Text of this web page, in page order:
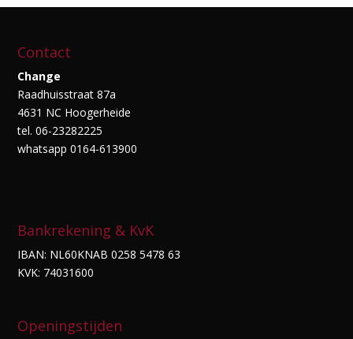
Contact
Change
Raadhuisstraat 87a
4631 NC Hoogerheide
tel. 06-23282225
whatsapp 0164-613900
Bankrekening & KvK
IBAN: NL60KNAB 0258 5478 63
KVK: 74031600
Openingstijden